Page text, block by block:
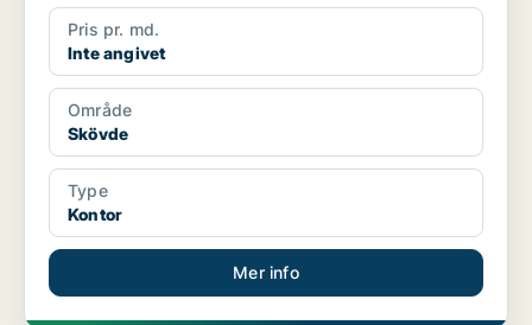
Pris pr. md.
Inte angivet
Område
Skövde
Type
Kontor
Mer info